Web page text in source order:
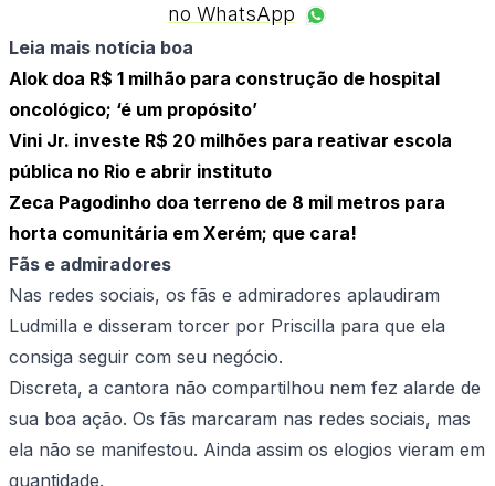
no WhatsApp
Leia mais notícia boa
Alok doa R$ 1 milhão para construção de hospital
oncológico; ‘é um propósito’
Vini Jr. investe R$ 20 milhões para reativar escola
pública no Rio e abrir instituto
Zeca Pagodinho doa terreno de 8 mil metros para
horta comunitária em Xerém; que cara!
Fãs e admiradores
Nas redes sociais, os fãs e admiradores aplaudiram
Ludmilla e disseram torcer por Priscilla para que ela
consiga seguir com seu negócio.
Discreta, a cantora não compartilhou nem fez alarde de
sua boa ação. Os fãs marcaram nas redes sociais, mas
ela não se manifestou. Ainda assim os elogios vieram em
quantidade.